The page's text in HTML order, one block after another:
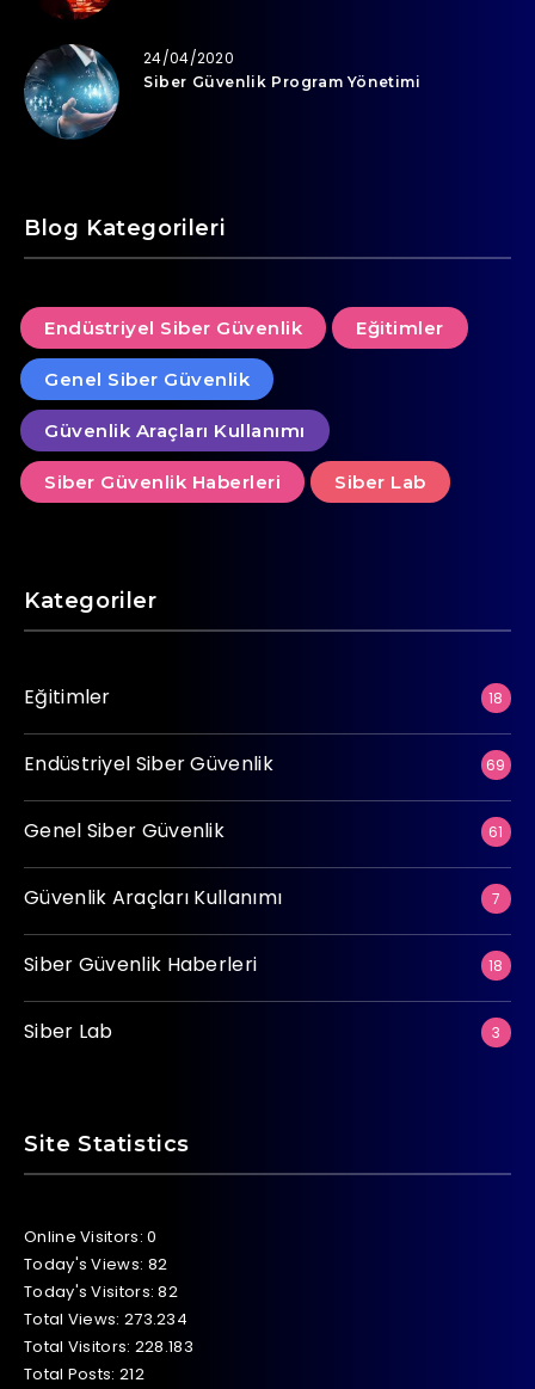
24/04/2020
Siber Güvenlik Program Yönetimi
Blog Kategorileri
Endüstriyel Siber Güvenlik Eğitimler
Genel Siber Güvenlik
Güvenlik Araçları Kullanımı
Siber Güvenlik Haberleri Siber Lab
Kategoriler
Eğitimler 18
Endüstriyel Siber Güvenlik 69
Genel Siber Güvenlik 61
Güvenlik Araçları Kullanımı 7
Siber Güvenlik Haberleri 18
Siber Lab 3
Site Statistics
Online Visitors:0
Today's Views: 82
Today's Visitors:82
Total Views: 273.234
Total Visitors: 228.183
Total Posts: 212